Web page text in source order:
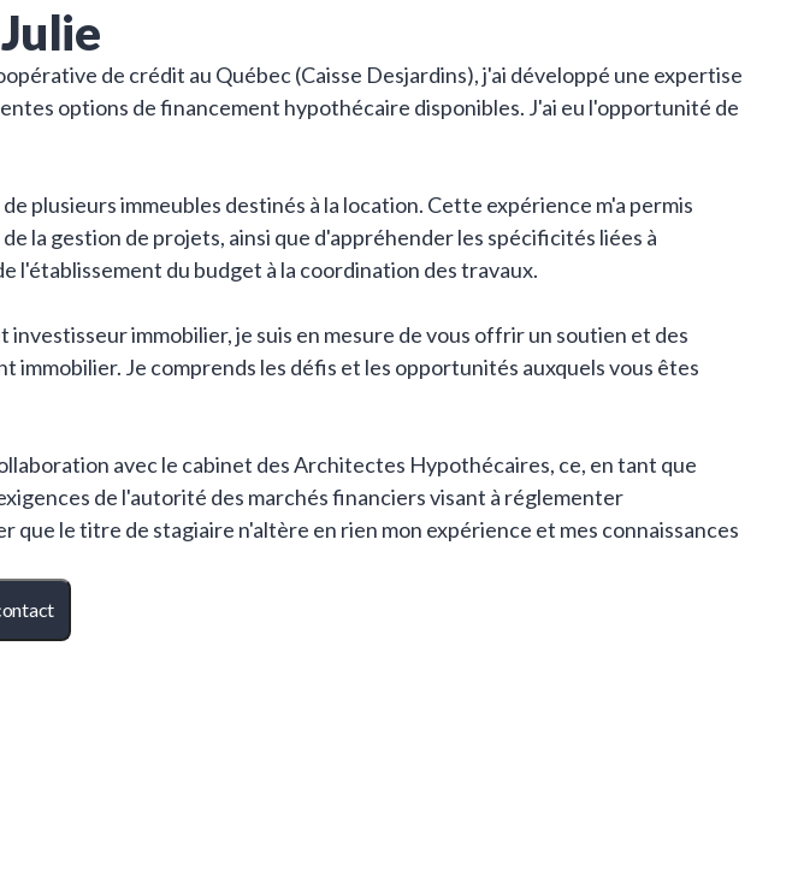
Julie
de crédit au Québec (Caisse Desjardins), j'ai développé une expertise
options de financement hypothécaire disponibles. J'ai eu l'opportunité de
plusieurs immeubles destinés à la location. Cette expérience m'a permis
la gestion de projets, ainsi que d'appréhender les spécificités liées à
l'établissement du budget à la coordination des travaux.
immobilier, je suis en mesure de vous offrir un soutien et des
Je comprends les défis et les opportunités auxquels vous êtes
avec le cabinet des Architectes Hypothécaires, ce, en tant que
de l'autorité des marchés financiers visant à réglementer
le titre de stagiaire n'altère en rien mon expérience et mes connaissances